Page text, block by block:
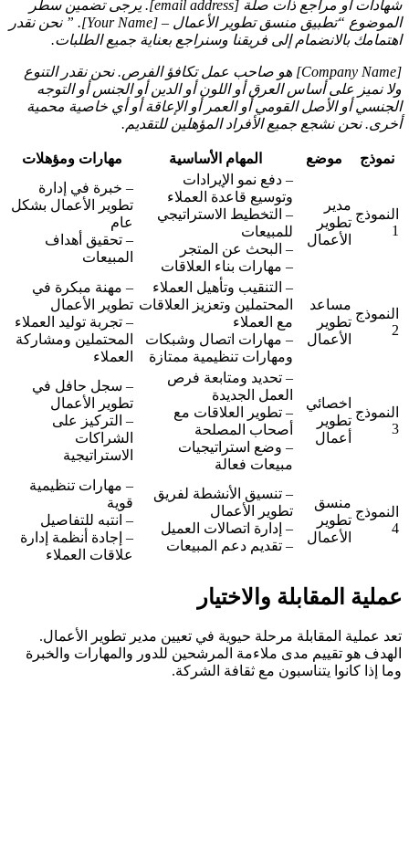
شهادات أو مراجع ذات صلة [email address]. يرجى تضمين سطر
الموضوع “تطبيق منسق تطوير الأعمال – [Your Name]. ” نحن نقدر
اهتمامك بالانضمام إلى فريقنا وسنراجع بعناية جميع الطلبات.
[Company Name] هو صاحب عمل تكافؤ الفرص. نحن نقدر التنوع
ولا نميز على أساس العرق أو اللون أو الدين أو الجنس أو التوجه
الجنسي أو الأصل القومي أو العمر أو الإعاقة أو أي خاصية محمية
أخرى. نحن نشجع جميع الأفراد المؤهلين للتقديم.
نموذج موضع المهام الأساسية مهارات ومؤهلات
النموذج
1
مدير
تطوير
الأعمال
– دفع نمو الإيرادات
وتوسيع قاعدة العملاء
– التخطيط الاستراتيجي
للمبيعات
– البحث عن المتجر
– مهارات بناء العلاقات
– خبرة في إدارة
تطوير الأعمال بشكل
عام
– تحقيق أهداف
المبيعات
النموذج
2
مساعد
تطوير
الأعمال
– التنقيب وتأهيل العملاء
المحتملين وتعزيز العلاقات
مع العملاء
– مهارات اتصال وشبكات
ومهارات تنظيمية ممتازة
– مهنة مبكرة في
تطوير الأعمال
– تجربة توليد العملاء
المحتملين ومشاركة
العملاء
النموذج
3
اخصائي
تطوير
أعمال
– تحديد ومتابعة فرص
العمل الجديدة
– تطوير العلاقات مع
أصحاب المصلحة
– وضع استراتيجيات
مبيعات فعالة
– سجل حافل في
تطوير الأعمال
– التركيز على
الشراكات
الاستراتيجية
النموذج
4
منسق
تطوير
الأعمال
– تنسيق الأنشطة لفريق
تطوير الأعمال
– إدارة اتصالات العميل
– تقديم دعم المبيعات
– مهارات تنظيمية
قوية
– انتبه للتفاصيل
– إجادة أنظمة إدارة
علاقات العملاء
عملية المقابلة والاختيار
تعد عملية المقابلة مرحلة حيوية في تعيين مدير تطوير الأعمال.
الهدف هو تقييم مدى ملاءمة المرشحين للدور والمهارات والخبرة
وما إذا كانوا يتناسبون مع ثقافة الشركة.